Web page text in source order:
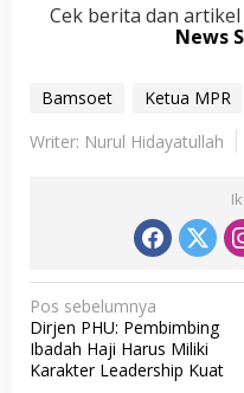
Cek berita dan
News
Bamsoet Ketua MPR
Writer: Nurul Hidayatullah
N
a
v
Pos sebelumnya
Dirjen PHU: Pembimbing
Ibadah Haji Harus Miliki
Karakter Leadership Kuat